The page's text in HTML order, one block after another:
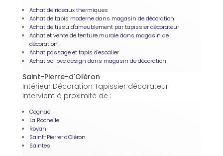
Achat de rideaux thermiques
Achat de tapis moderne dans magasin de décoration
Achat de tissu d'ameublement par tapissier décorateur
Achat et vente de tenture murale dans magasin de
décoration
Achat passage et tapis d'escalier
Achat sol pvc design dans magasin de décoration
Saint-Pierre-d'Oléron
Intérieur Décoration Tapissier décorateur
intervient à proximité de :
Cognac
La Rochelle
Royan
Saint-Pierre-d'Oléron
Saintes